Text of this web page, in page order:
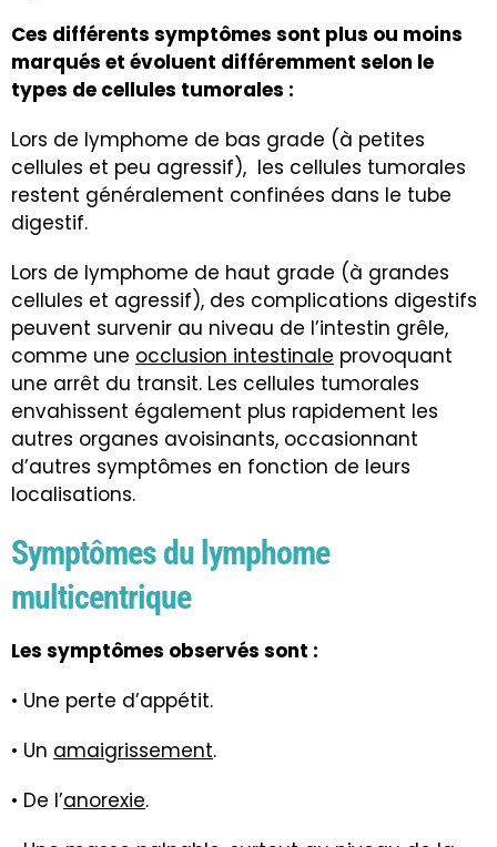
Ces différents symptômes sont plus ou moins
marqués et évoluent différemment selon le
types de cellules tumorales :
Lors de lymphome de bas grade (à petites
cellules et peu agressif), les cellules tumorales
restent généralement confinées dans le tube
digestif.
Lors de lymphome de haut grade (à grandes
cellules et agressif), des complications digestifs
peuvent survenir au niveau de l’intestin grêle,
comme une occlusion intestinale provoquant
une arrêt du transit. Les cellules tumorales
envahissent également plus rapidement les
autres organes avoisinants, occasionnant
d’autres symptômes en fonction de leurs
localisations.
Symptômes du lymphome
multicentrique
Les symptômes observés sont :
• Une perte d’appétit.
• Un amaigrissement.
• De l’anorexie.